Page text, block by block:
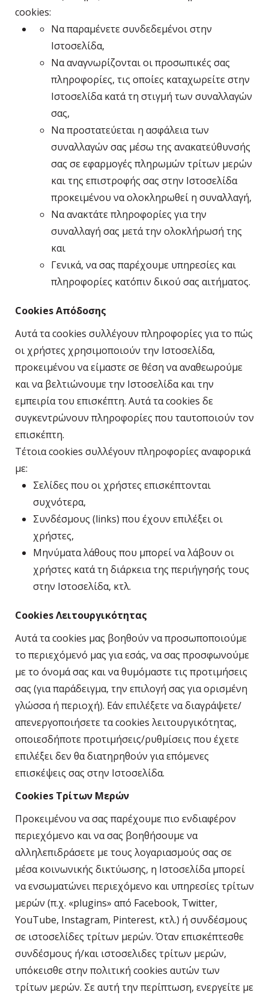
cookies:
Να παραμένετε συνδεδεμένοι στην
Ιστοσελίδα,
Να αναγνωρίζονται οι προσωπικές σας
πληροφορίες, τις οποίες καταχωρείτε στην
Ιστοσελίδα κατά τη στιγμή των συναλλαγών
σας,
Να προστατεύεται η ασφάλεια των
συναλλαγών σας μέσω της ανακατεύθυνσής
σας σε εφαρμογές πληρωμών τρίτων μερών
και της επιστροφής σας στην Ιστοσελίδα
προκειμένου να ολοκληρωθεί η συναλλαγή,
Να ανακτάτε πληροφορίες για την
συναλλαγή σας μετά την ολοκλήρωσή της
και
Γενικά, να σας παρέχουμε υπηρεσίες και
πληροφορίες κατόπιν δικού σας αιτήματος.
Cookies Απόδοσης
Αυτά τα cookies συλλέγουν πληροφορίες για το πώς
οι χρήστες χρησιμοποιούν την Ιστοσελίδα,
προκειμένου να είμαστε σε θέση να αναθεωρούμε
και να βελτιώνουμε την Ιστοσελίδα και την
εμπειρία του επισκέπτη. Αυτά τα cookies δε
συγκεντρώνουν πληροφορίες που ταυτοποιούν τον
επισκέπτη.
Τέτοια cookies συλλέγουν πληροφορίες αναφορικά
με:
Σελίδες που οι χρήστες επισκέπτονται
συχνότερα,
Συνδέσμους (links) που έχουν επιλέξει οι
χρήστες,
Μηνύματα λάθους που μπορεί να λάβουν οι
χρήστες κατά τη διάρκεια της περιήγησής τους
στην Ιστοσελίδα, κτλ.
Cookies Λειτουργικότητας
Αυτά τα cookies μας βοηθούν να προσωποποιούμε
το περιεχόμενό μας για εσάς, να σας προσφωνούμε
με το όνομά σας και να θυμόμαστε τις προτιμήσεις
σας (για παράδειγμα, την επιλογή σας για ορισμένη
γλώσσα ή περιοχή). Εάν επιλέξετε να διαγράψετε/
απενεργοποιήσετε τα cookies λειτουργικότητας,
οποιεσδήποτε προτιμήσεις/ρυθμίσεις που έχετε
επιλέξει δεν θα διατηρηθούν για επόμενες
επισκέψεις σας στην Ιστοσελίδα.
Cookies Τρίτων Μερών
Προκειμένου να σας παρέχουμε πιο ενδιαφέρον
περιεχόμενο και να σας βοηθήσουμε να
αλληλεπιδράσετε με τους λογαριασμούς σας σε
μέσα κοινωνικής δικτύωσης, η Ιστοσελίδα μπορεί
να ενσωματώνει περιεχόμενο και υπηρεσίες τρίτων
μερών (π.χ. «plugins» από Facebook, Twitter,
YouTube, Instagram, Pinterest, κτλ.) ή συνδέσμους
σε ιστοσελίδες τρίτων μερών. Όταν επισκέπτεσθε
συνδέσμους ή/και ιστοσελιδες τρίτων μερών,
υπόκεισθε στην πολιτική cookies αυτών των
τρίτων μερών. Σε αυτή την περίπτωση, ενεργείτε με